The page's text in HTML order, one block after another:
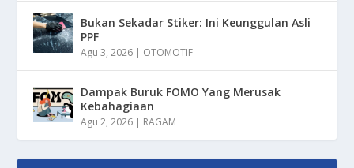
Bukan Sekadar Stiker: Ini Keunggulan Asli
PPF
Agu 3, 2026 | OTOMOTIF
Dampak Buruk FOMO Yang Merusak
Kebahagiaan
Agu 2, 2026 | RAGAM